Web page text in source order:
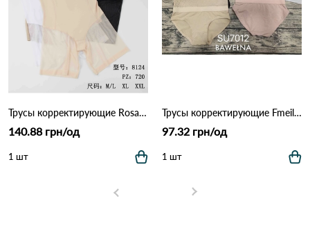
Трусы корректирующие Rosa Junio ​​8124 12а Различные цвета
140.88 грн/од
1 шт
Трусы корректирующие Fmeila 7012 10а Различные цвета
97.32 грн/од
1 шт